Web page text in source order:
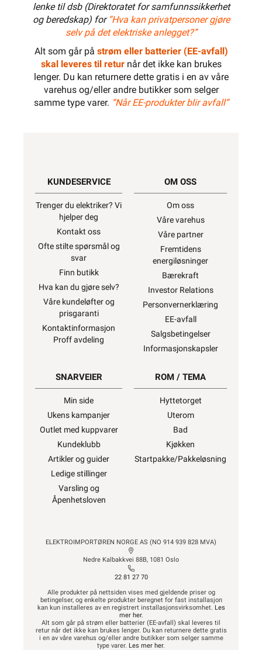
lenke til dsb (Direktoratet for samfunnssikkerhet
og beredskap) for “Hva kan privatpersoner gjøre
selv på det elektriske anlegget?”
Alt som går på strøm eller batterier (EE-avfall)
skal leveres til returnår det ikke kan brukes
lenger. Du kan returnere dette gratis i en av våre
varehus og/eller andre butikker som selger
samme type varer. “Når EE-produkter blir avfall”
KUNDESERVICE
Trenger du elektriker? Vi
hjelper deg
Kontakt oss
Ofte stilte spørsmål og
svar
Finn butikk
Hva kan du gjøre selv?
Våre kundeløfter og
prisgaranti
Kontaktinformasjon
Proff avdeling
OM OSS
Om oss
Våre varehus
Våre partner
Fremtidens
energiløsninger
Bærekraft
Investor Relations
Personvernerklæring
EE-avfall
Salgsbetingelser
Informasjonskapsler
SNARVEIER
Min side
Ukens kampanjer
Outlet med kuppvarer
Kundeklubb
Artikler og guider
Ledige stillinger
Varsling og
Åpenhetsloven
ROM / TEMA
Hyttetorget
Uterom
Bad
Kjøkken
Startpakke/Pakkeløsning
ELEKTROIMPORTØREN NORGE AS (NO 914 939 828 MVA)
Nedre Kalbakkvei 88B, 1081 Oslo
22 81 27 70
Alle produkter på nettsiden vises med gjeldende priser og
betingelser, og enkelte produkter beregnet for fast installasjon
kan kun installeres av en registrert installasjonsvirksomhet. Les
mer her.
Alt som går på strøm eller batterier (EE-avfall) skal leveres til
retur når det ikke kan brukes lenger. Du kan returnere dette gratis
i en av våre varehus og/eller andre butikker som selger samme
type varer. Les mer her.